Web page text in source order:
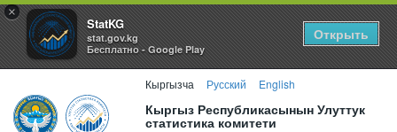
×
StatKG
stat.gov.kg
Бесплатно - Google Play
Открыть
Кыргызча Русский English
Кыргыз Республикасынын Улуттук
статистика комитети